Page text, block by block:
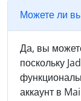
Можете ли
Да, вы
поскольку
аккаунт в